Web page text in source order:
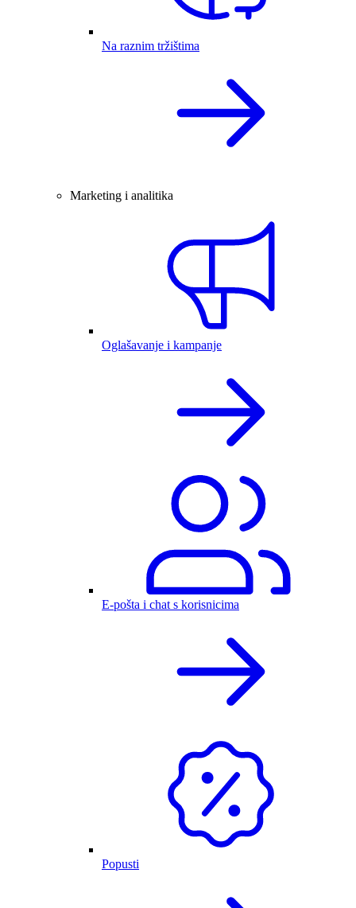
Na raznim tržištima
Marketing i analitika
Oglašavanje i kampanje
E-pošta i chat s korisnicima
Popusti